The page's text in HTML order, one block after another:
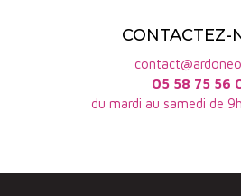
CONTACTEZ-
05 58 75 56
du mardi au samedi de